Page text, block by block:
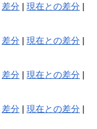
差分 |現在との差分 |
差分 |現在との差分 |
差分 |現在との差分 |
差分 |現在との差分 |